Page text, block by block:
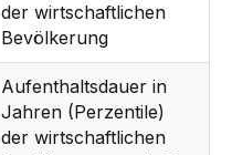
der wirtschaftlichen
Bevölkerung
Aufenthaltsdauer in
Jahren (Perzentile)
der wirtschaftlichen